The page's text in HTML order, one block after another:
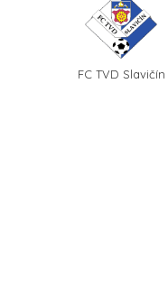
FC TVD Slavičín